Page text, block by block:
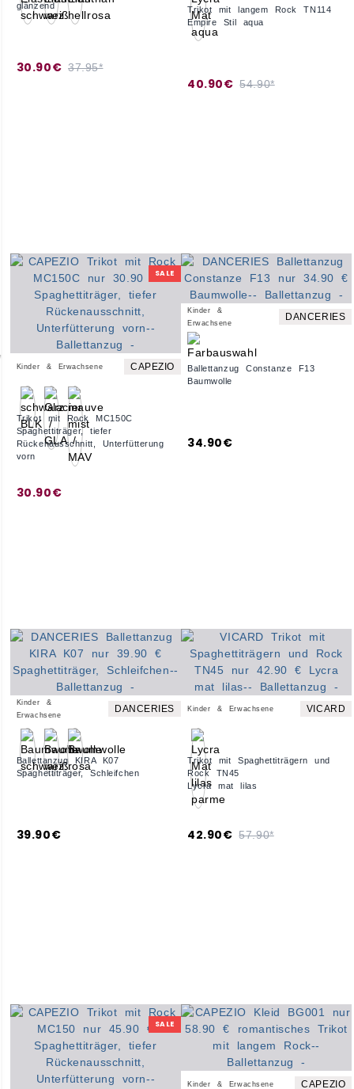
glänzend
30.90€ 37.95*
Trikot mit langem Rock TN114
Empire Stil aqua
40.90€ 54.90*
SALE
Kinder & Erwachsene CAPEZIO
Trikot mit Rock MC150C
Spaghettiträger, tiefer
Rückenausschnitt, Unterfütterung
vorn
30.90€
Kinder &
Erwachsene
DANCERIES
Ballettanzug Constanze F13
Baumwolle
34.90€
Kinder &
Erwachsene
DANCERIES
Ballettanzug KIRA K07
Spaghettiträger, Schleifchen
39.90€
Kinder & Erwachsene VICARD
Trikot mit Spaghettiträgern und
Rock TN45
Lycra mat lilas
42.90€ 57.90*
SALE
Kinder & Erwachsene CAPEZIO